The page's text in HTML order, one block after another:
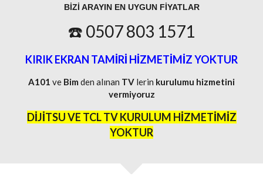
BIZI ARAYIN EN UYGUN FIYATLAR
☎️ 0507 803 1571
KIRIK EKRAN TAMİRİ HİZMETİMİZ YOKTUR
A101 ve Bim den alınan TV lerin kurulumu hizmetini
vermiyoruz
DİJİTSU VE TCL TV KURULUM HİZMETİMİZ
YOKTUR